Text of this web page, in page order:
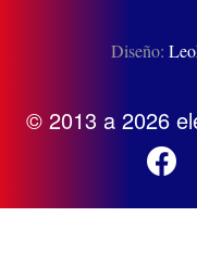
Diseño:
© 2013 a 2026